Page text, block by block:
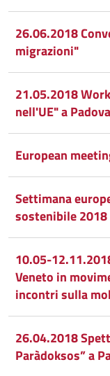
26.06.2018
migrazioni"
21.05.2018
nell'UE" a Padova
European
Settimana
sostenibile 2018
10.05-
Veneto in
incontri sulla
26.04.2018
Paràdoksos” a